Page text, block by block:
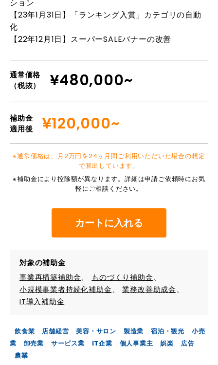
ション
【23年1月31日】「ランキング入賞」カテゴリの自動
化
【22年12月1日】スーパーSALEバナーの改善
通常価格
（税抜）
¥480,000~
補助金
適用後
¥120,000~
※通常価格は、月2万円を24ヶ月間ご利用いただいた場合の想定
で算出しています。
※補助金により控除額が異なります。詳細は申請ご依頼時にお気
軽にご相談ください。
カートに入れる
対象の補助金
事業再構築補助金
ものづくり補助金
小規模事業者持続化補助金
業務改善助成金
IT導入補助金
飲食業 店舗経営 美容・サロン 製造業 宿泊・観光
小売
業
卸売業 サービス業 IT企業 個人事業主 娯楽
広告
農業